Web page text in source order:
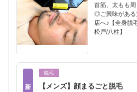
首筋、太もも
◎ご興味がある
店へ♪【全身脱
松戸/八柱】
新
脱毛
【メンズ】顔まるごと脱毛